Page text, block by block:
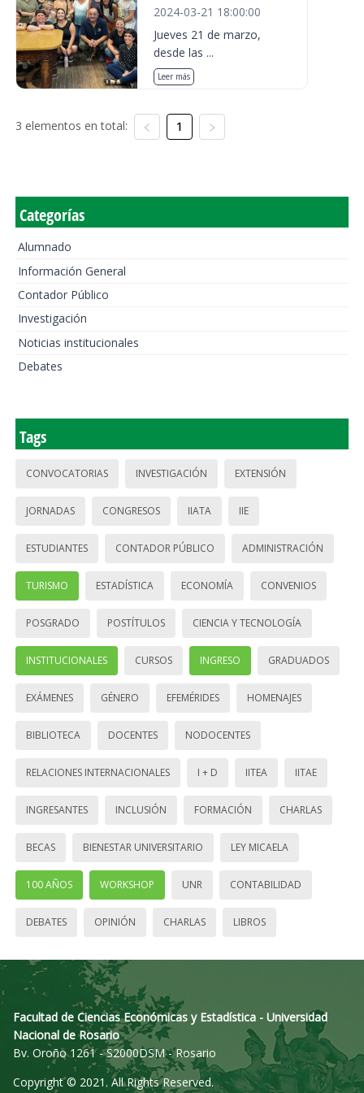
2024-03-21 18:00:00
Jueves 21 de marzo,
desde las ...
Leer más
3 elementos en total: 1
Categorías
Alumnado
Información General
Contador Público
Investigación
Noticias institucionales
Debates
Tags
CONVOCATORIAS INVESTIGACIÓN EXTENSIÓN
JORNADAS CONGRESOS IIATA IIE
ESTUDIANTES CONTADOR PÚBLICO ADMINISTRACIÓN
TURISMO ESTADÍSTICA ECONOMÍA CONVENIOS
POSGRADO POSTÍTULOS CIENCIA Y TECNOLOGÍA
INSTITUCIONALES CURSOS INGRESO GRADUADOS
EXÁMENES GÉNERO EFEMÉRIDES HOMENAJES
BIBLIOTECA DOCENTES NODOCENTES
RELACIONES INTERNACIONALES I + D IITEA IITAE
INGRESANTES INCLUSIÓN FORMACIÓN CHARLAS
BECAS BIENESTAR UNIVERSITARIO LEY MICAELA
100 AÑOS WORKSHOP UNR CONTABILIDAD
DEBATES OPINIÓN CHARLAS LIBROS
Facultad de Ciencias Económicas y Estadística - Universidad
Nacional de Rosario
Bv. Oroño 1261 - S2000DSM - Rosario
Copyright © 2021. All Rights Reserved.